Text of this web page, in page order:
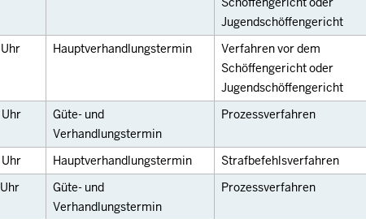
Jugendschöffengericht
Uhr Hauptverhandlungstermin
Verfahren vor dem
Schöffengericht oder
Jugendschöffengericht
Uhr
Güte- und
Verhandlungstermin
Prozessverfahren
Uhr Hauptverhandlungstermin
Strafbefehlsverfahren
Uhr
Güte- und
Verhandlungstermin
Prozessverfahren